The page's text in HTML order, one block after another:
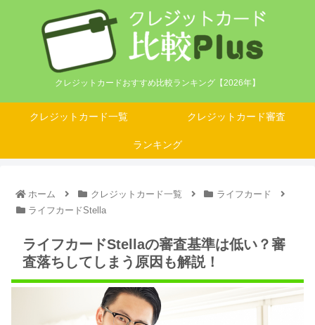
クレジットカードおすすめ比較ランキング【2026年】
クレジットカード一覧 クレジットカード審査
ランキング
ホーム クレジットカード一覧
ライフカード
ライフカードStella
ライフカードStellaの審査基準は低い？審
査落ちしてしまう原因も解説！